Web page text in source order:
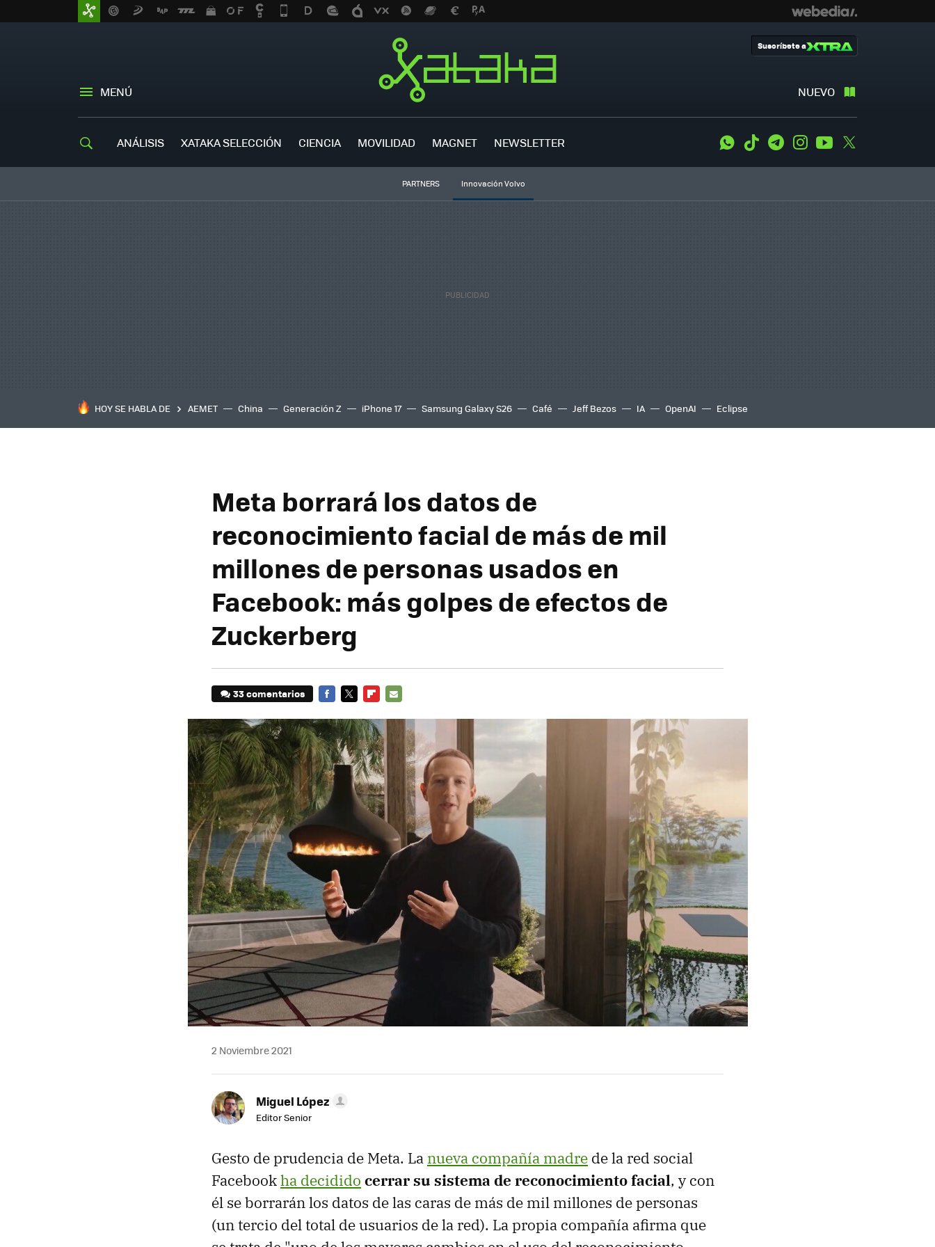
MENÚ NUEVO
Suscríbete a
ANÁLISIS XATAKA SELECCIÓN CIENCIA MOVILIDAD MAGNET NEWSLETTER WhatsApp
Tiktok TelegramInstagramYoutube
PARTNERS Innovación Volvo
HOY SE HABLA DE AEMET China Generación Z iPhone 17 Samsung Galaxy S26 Café Jeff Bezos IA OpenAI Eclipse
Meta borrará los datos de
reconocimiento facial de más de mil
millones de personas usados en
Facebook: más golpes de efectos de
Zuckerberg
33 comentarios
MAIL
2 Noviembre 2021
Miguel López
Editor Senior
Gesto de prudencia de Meta. La nueva compañía madre de la red social
Facebookha decidido cerrar su sistema de reconocimiento facial, y con
él se borrarán los datos de las caras de más de mil millones de personas
(un tercio del total de usuarios de la red). La propia compañía afirma que